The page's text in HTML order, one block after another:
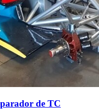
de TC